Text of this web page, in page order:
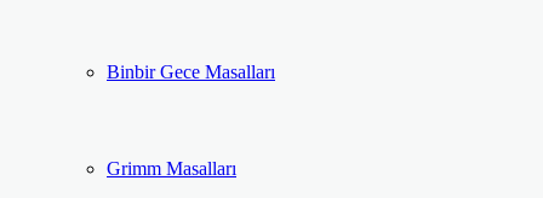
Binbir Gece Masalları
Grimm Masalları